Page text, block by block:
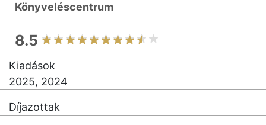
Könyveléscentrum
8.5
Kiadások
2025, 2024
Díjazottak